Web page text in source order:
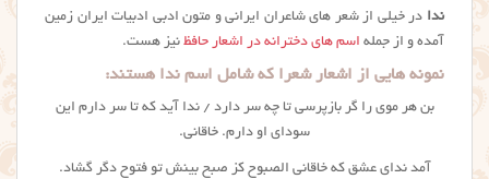
ندا در خیلی از شعر های شاعران ایرانی و متون ادبی ادبیات ایران زمین
آمده و از جمله اسم های دخترانه در اشعار حافظ نیز هست.
نمونه هایی از اشعار شعرا که شامل اسم ندا هستند:
بن هر موی را گر بازپرسی تا چه سر دارد / ندا آید که تا سر دارم این
سودای او دارم. خاقانی.
آمد ندای عشق که خاقانی الصبوح کز صبح بینش تو فتوح دگر گشاد.